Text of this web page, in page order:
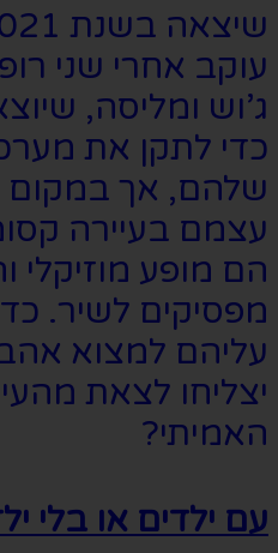
עוקב אחרי שני
ג’וש ומליסה,
כדי לתקן את
שלהם, אך במקום
עצמם בעיירה
הם מופע מוזיקלי
מפסיקים לשיר.
עליהם למצוא
יצליחו לצאת
האמיתי?
עם ילדים או בלי